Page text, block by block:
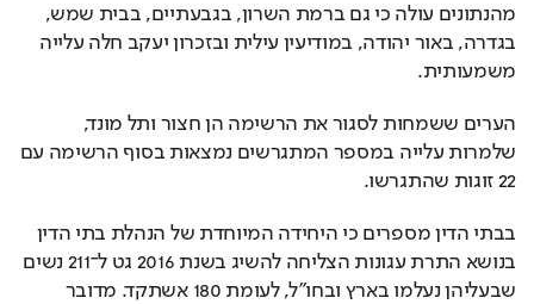
מהנתונים עולה כי גם ברמת השרון, בגבעתיים, בבית שמש,
בגדרה, באור יהודה, במודיעין עילית ובזכרון יעקב חלה עלייה
משמעותית.
הערים ששמחות לסגור את הרשימה הן חצור ותל מונד,
שלמרות עלייה במספר המתגרשים נמצאות בסוף הרשימה עם
22 זוגות שהתגרשו.
בבתי הדין מספרים כי היחידה המיוחדת של הנהלת בתי הדין
בנושא התרת עגונות הצליחה להשיג בשנת 2016 גט ל־211 נשים
שבעליהן נעלמו בארץ ובחו"ל, לעומת 180 אשתקד. מדובר